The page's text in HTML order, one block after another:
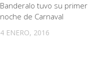
Banderalo tuvo su primer
noche de Carnaval
4 ENERO, 2016